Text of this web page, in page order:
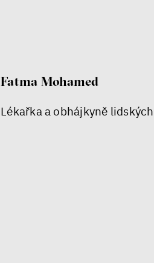
Fatma Mohamed
Lékařka a obhájkyně